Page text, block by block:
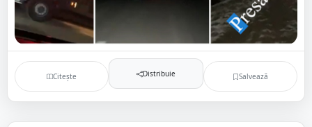
Citește Distribuie Salvează